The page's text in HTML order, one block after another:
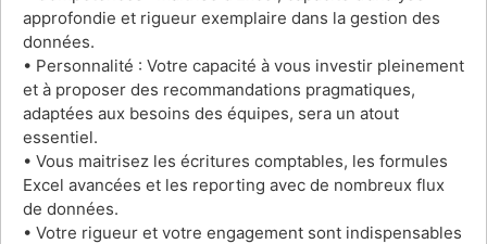
approfondie et rigueur exemplaire dans la gestion des
données.
• Personnalité : Votre capacité à vous investir pleinement
et à proposer des recommandations pragmatiques,
adaptées aux besoins des équipes, sera un atout
essentiel.
• Vous maitrisez les écritures comptables, les formules
Excel avancées et les reporting avec de nombreux flux
de données.
• Votre rigueur et votre engagement sont indispensables